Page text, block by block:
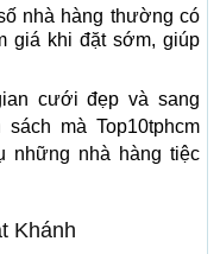
nhà hàng thường có
giá khi đặt sớm, giúp
cưới đẹp và sang
mà Top10tphcm
những nhà hàng tiệc
Khánh